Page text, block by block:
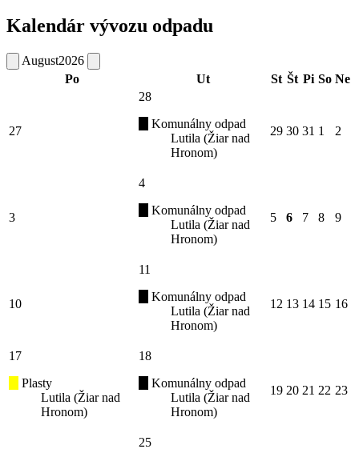
Kalendár vývozu odpadu
August2026
Po
Ut St Št Pi So Ne
27
28
Komunálny odpad
Lutila (Žiar nad
Hronom)
29 30 31 1 2
3
4
Komunálny odpad
Lutila (Žiar nad
Hronom)
5 6 7 8 9
10
11
Komunálny odpad
Lutila (Žiar nad
Hronom)
12 13 14 15 16
17
Plasty
Lutila (Žiar nad
Hronom)
18
Komunálny odpad
Lutila (Žiar nad
Hronom)
19 20 21 22 23
25